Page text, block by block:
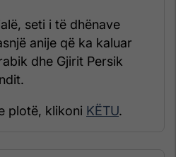
seti i të dhënave
anije që ka kaluar
dhe Gjirit Persik
plotë, klikoni KËTU.